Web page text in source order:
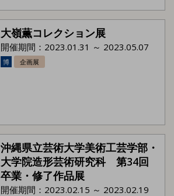
大嶺薫コレクション展
開催期間：2023.01.31 ～ 2023.05.07
博 企画展
沖縄県立芸術大学美術工芸学部・
大学院造形芸術研究科 第34回
卒業・修了作品展
開催期間：2023.02.15 ～ 2023.02.19